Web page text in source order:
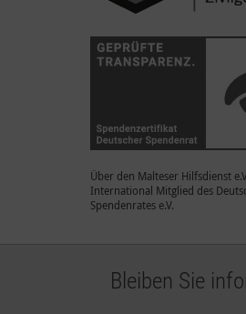
Über den Malteser Hilfsdienst
International Mitglied des
Spendenrates e.V.
Bleiben Sie